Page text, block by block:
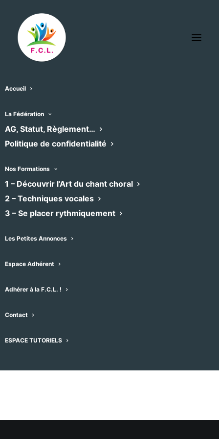
Accueil
La Fédération
AG, Statut, Règlement…
Politique de confidentialité
Nos Formations
1 – Découvrir l’Art du chant choral
2 – Techniques vocales
3 – Se placer rythmiquement
Les Petites Annonces
Espace Adhérent
Adhérer à la F.C.L. !
Contact
ESPACE TUTORIELS
Montferrier-sur-Lez salle Le
Devezou
Adresseroute de st-Clément
Montferrier-sur-Lez
Recevoir l’Itinéraire à suivre
Téléphone
06 60 65 95 95
Évènements pour ce lieu
Notice Aucun résultat trouvé.
À venir
une